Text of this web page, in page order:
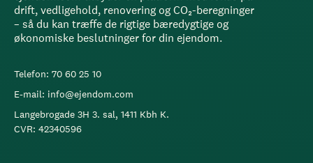
drift, vedligehold, renovering og CO₂-beregninger
– så du kan træffe de rigtige bæredygtige og
økonomiske beslutninger for din ejendom.
Telefon: 70 60 25 10
E-mail: info@ejendom.com
Langebrogade 3H 3. sal, 1411 Kbh K.
CVR: 42340596